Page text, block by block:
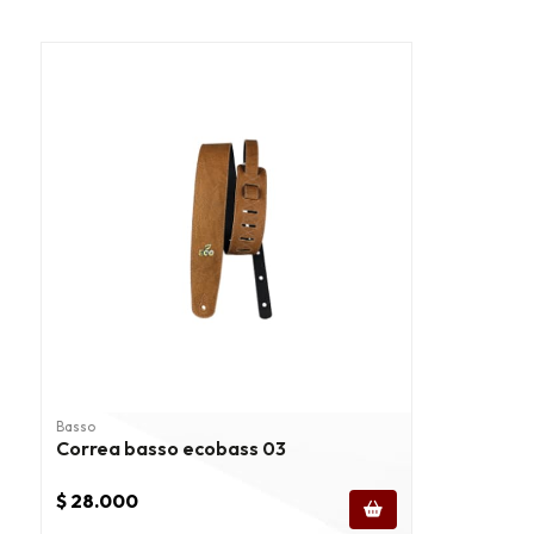
Basso
Correa basso ecobass 03
$ 28.000